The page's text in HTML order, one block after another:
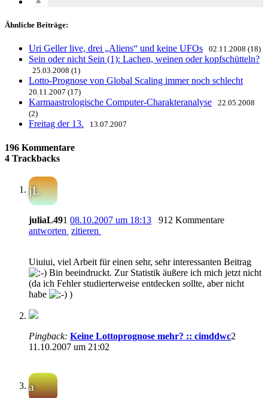
Ähnliche Beiträge:
Uri Geller live, drei „Aliens“ und keine UFOs 02.11.2008 (18)
Sein oder nicht Sein (1): Lachen, weinen oder kopfschütteln?
25.03.2008 (1)
Lotto-Prognose von Global Scaling immer noch schlecht
20.11.2007 (17)
Karmaastrologische Computer-Charakteranalyse
22.05.2008
(2)
Freitag der 13. 13.07.2007
196 Kommentare
4 Trackbacks
jL
juliaL491 08.10.2007 um 18:13
912 Kommentare
antworten zitieren
Uiuiui, viel Arbeit für einen sehr, sehr interessanten Beitrag
Bin beeindruckt. Zur Statistik äußere ich mich jetzt nicht
(da ich Fehler studierterweise entdecken sollte, aber nicht
habe
)
Pingback: Keine Lottoprognose mehr? :: cimddwc2
11.10.2007 um 21:02
a